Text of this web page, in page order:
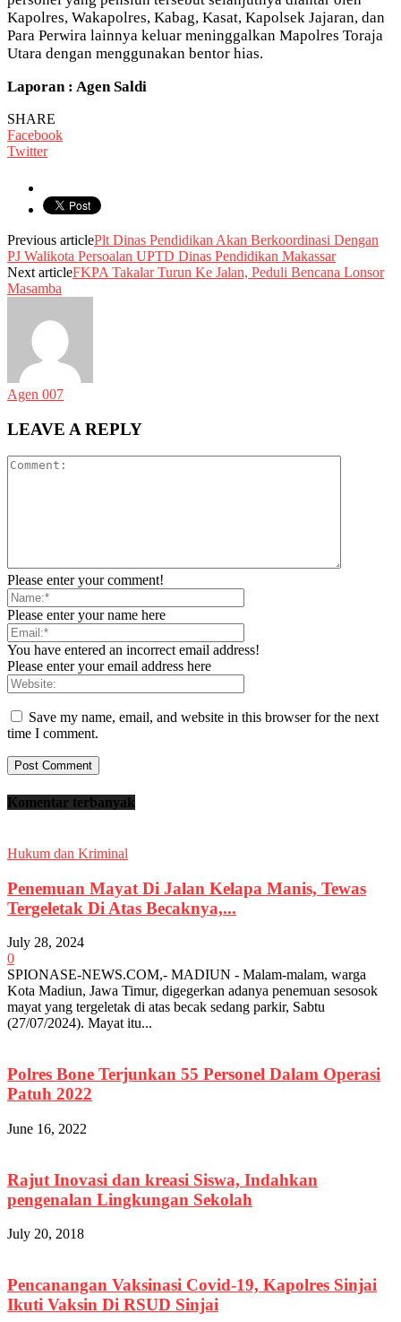
Kapolres, Wakapolres, Kabag, Kasat, Kapolsek Jajaran, dan
Para Perwira lainnya keluar meninggalkan Mapolres Toraja
Utara dengan menggunakan bentor hias.
Laporan : Agen Saldi
SHARE
Facebook
Twitter
Previous articlePlt Dinas Pendidikan Akan Berkoordinasi Dengan
PJ Walikota Persoalan UPTD Dinas Pendidikan Makassar
Next articleFKPA Takalar Turun Ke Jalan, Peduli Bencana Lonsor
Masamba
Agen 007
LEAVE A REPLY
Please enter your comment!
Please enter your name here
You have entered an incorrect email address!
Please enter your email address here
Save my name, email, and website in this browser for the next
time I comment.
Komentar terbanyak
Hukum dan Kriminal
Penemuan Mayat Di Jalan Kelapa Manis, Tewas
Tergeletak Di Atas Becaknya,...
July 28, 2024
0
SPIONASE-NEWS.COM,- MADIUN - Malam-malam, warga
Kota Madiun, Jawa Timur, digegerkan adanya penemuan sesosok
mayat yang tergeletak di atas becak sedang parkir, Sabtu
(27/07/2024). Mayat itu...
Polres Bone Terjunkan 55 Personel Dalam Operasi
Patuh 2022
June 16, 2022
Rajut Inovasi dan kreasi Siswa, Indahkan
pengenalan Lingkungan Sekolah
July 20, 2018
Pencanangan Vaksinasi Covid-19, Kapolres Sinjai
Ikuti Vaksin Di RSUD Sinjai